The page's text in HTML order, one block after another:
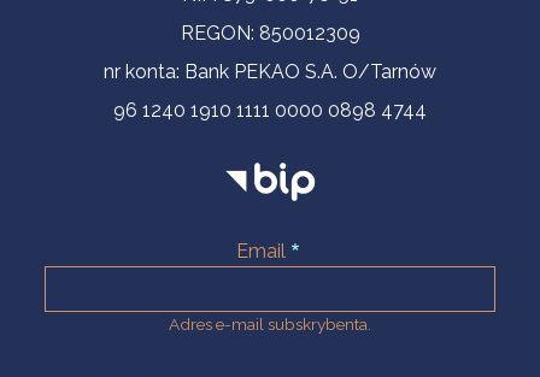
REGON: 850012309
nr konta: Bank PEKAO S.A. O/Tarnów
96 1240 1910 1111 0000 0898 4744
Email
Adres e-mail subskrybenta.